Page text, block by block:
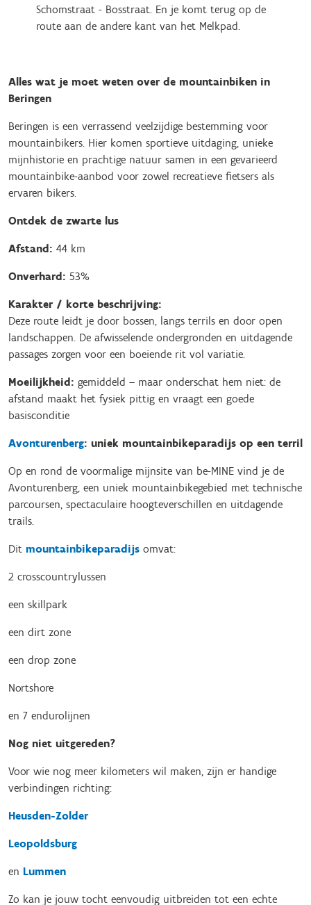
Schomstraat - Bosstraat. En je komt terug op de
route aan de andere kant van het Melkpad.
Alles wat je moet weten over de mountainbiken in
Beringen
Beringen is een verrassend veelzijdige bestemming voor
mountainbikers. Hier komen sportieve uitdaging, unieke
mijnhistorie en prachtige natuur samen in een gevarieerd
mountainbike-aanbod voor zowel recreatieve fietsers als
ervaren bikers.
Ontdek de zwarte lus
Afstand: 44 km
Onverhard: 53%
Karakter / korte beschrijving:
Deze route leidt je door bossen, langs terrils en door open
landschappen. De afwisselende ondergronden en uitdagende
passages zorgen voor een boeiende rit vol variatie.
Moeilijkheid: gemiddeld – maar onderschat hem niet: de
afstand maakt het fysiek pittig en vraagt een goede
basisconditie
Avonturenberg: uniek mountainbikeparadijs op een terril
Op en rond de voormalige mijnsite van be-MINE vind je de
Avonturenberg, een uniek mountainbikegebied met technische
parcoursen, spectaculaire hoogteverschillen en uitdagende
trails.
Dit mountainbikeparadijs omvat:
2 crosscountrylussen
een skillpark
een dirt zone
een drop zone
Nortshore
en 7 endurolijnen
Nog niet uitgereden?
Voor wie nog meer kilometers wil maken, zijn er handige
verbindingen richting:
Heusden-Zolder
Leopoldsburg
en Lummen
Zo kan je jouw tocht eenvoudig uitbreiden tot een echte